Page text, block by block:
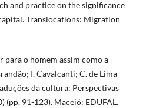
and practice on the significance
Translocations: Migration
para o homem assim como a
I. Cavalcanti; C. de Lima
da cultura: Perspectivas
(pp. 91-123). Maceió: EDUFAL.